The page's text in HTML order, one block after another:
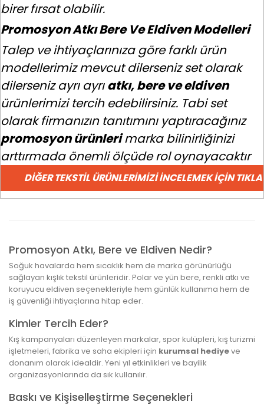
birer fırsat olabilir.
Promosyon Atkı Bere Ve Eldiven Modelleri
Talep ve ihtiyaçlarınıza göre farklı ürün
modellerimiz mevcut dilerseniz set olarak
dilerseniz ayrı ayrıatkı, bere ve eldiven
ürünlerimizi tercih edebilirsiniz. Tabi set
olarak firmanızın tanıtımını yaptıracağınız
promosyon ürünlerimarka bilinirliğinizi
arttırmada önemli ölçüde rol oynayacaktır
DIĞER TEKSTIL ÜRÜNLERIMIZI İNCELEMEK İÇIN
Promosyon Atkı, Bere ve Eldiven Nedir?
Soğuk havalarda hem sıcaklık hem de marka görünürlüğü
sağlayan kışlık tekstil ürünleridir. Polar ve yün bere, renkli atkı ve
koruyucu eldiven seçenekleriyle hem günlük kullanıma hem de
iş güvenliği ihtiyaçlarına hitap eder.
Kimler Tercih Eder?
Kış kampanyaları düzenleyen markalar, spor kulüpleri, kış turizmi
işletmeleri, fabrika ve saha ekipleri için kurumsal hediyeve
donanım olarak idealdir. Yeni yıl etkinlikleri ve bayilik
organizasyonlarında da sık kullanılır.
Baskı ve Kişiselleştirme Seçenekleri